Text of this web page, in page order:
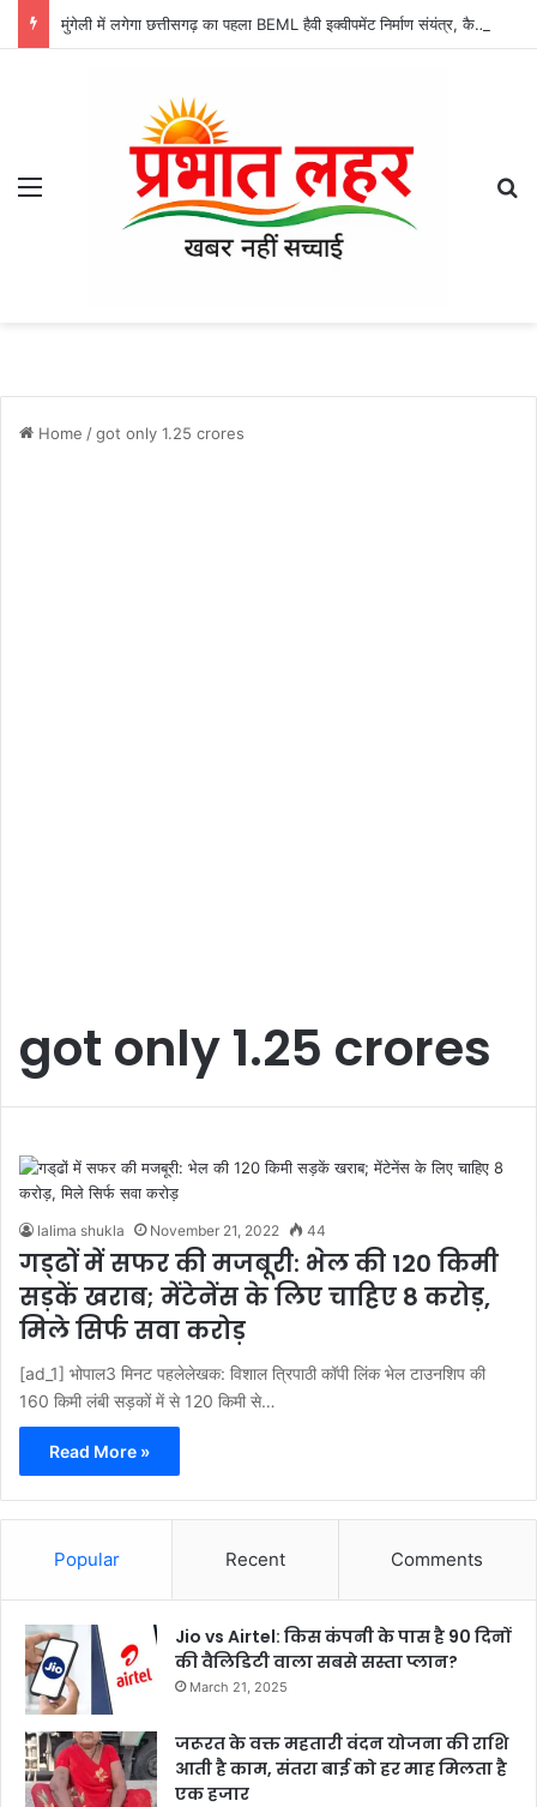
मुंगेली में लगेगा छत्तीसगढ़ का पहला BEML हैवी इक्वीपमेंट निर्माण संयंत्र, कैबिनेट ने 79.70 एकड़ शासकीय भूमि आबंटन को दी मंजूरी, रोजगार और बड़े औद्योगिक निवेश के खुलेंगे नए रास्ते
Menu
Home /got only 1.25 crores
got only 1.25 crores
lalima shukla November 21, 2022 44
गड्‌ढों में सफर की मजबूरी: भेल की 120 किमी
सड़कें खराब; मेंटेनेंस के लिए चाहिए 8 करोड़,
मिले सिर्फ सवा करोड़
[ad_1] भोपाल3 मिनट पहलेलेखक: विशाल त्रिपाठी कॉपी लिंक भेल टाउनशिप की
160 किमी लंबी सड़कों में से 120 किमी से…
Read More »
Popular Recent Comments
Jio vs Airtel: किस कंपनी के पास है 90 दिनों
की वैलिडिटी वाला सबसे सस्ता प्लान?
March 21, 2025
जरूरत के वक्त महतारी वंदन योजना की राशि
आती है काम, संतरा बाई को हर माह मिलता है
एक हजार